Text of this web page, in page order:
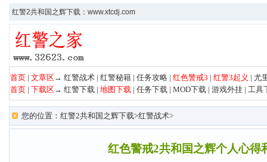
红警2共和国之辉下载：www.xtcdj.com
首页 | 文章区→ 红警战术 | 红警秘籍 | 任务攻略 | 红色警戒3 | 红警3起义 | 尤
首页 | 下载区→ 红警下载 | 地图下载 | 任务下载 | MOD下载 | 游戏外挂 | 工具
您的位置： 红警2共和国之辉下载>红警战术>
红色警戒2共和国之辉个人心得